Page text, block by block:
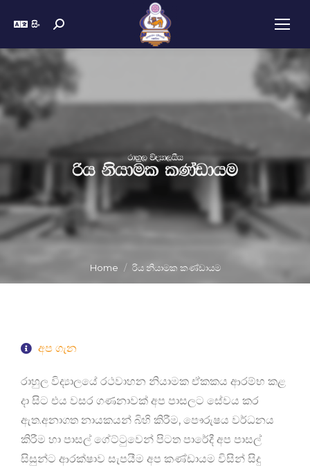
සිං
You are here:
Home රිය නියාමක කණ්ඩායම
අප ගැන
රාහුල විද්‍යාලයේ රථවාහන නියාමක ඒකකය ආරම්භ කළ
දා සිට එය වසර ගණනාවක් අප පාසලට සේවය කර
ඇත.අනාගත නායකයන් බිහි කිරීම, පෞරුෂය වර්ධනය
කිරීම හා පාසල් ගේට්ටුවෙන් පිටත පාරේදී අප පාසල්
සිසුන්ට ආරක්ෂාව සැපයීම අප කණ්ඩායම විසින් සිදු